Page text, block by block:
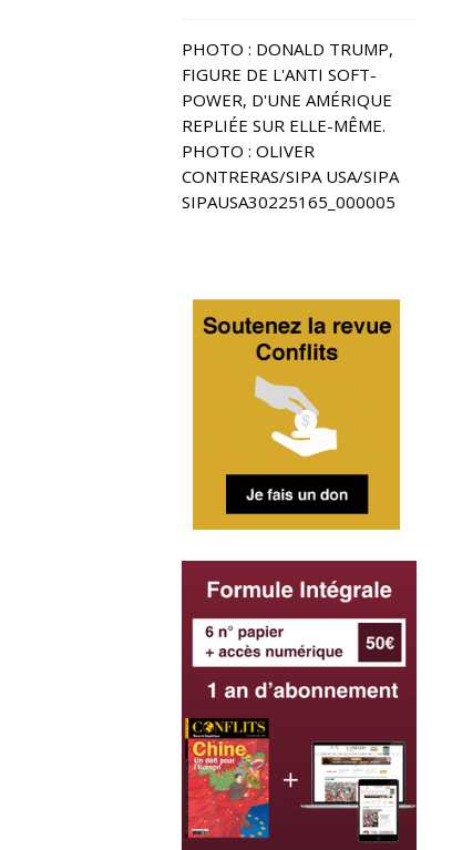
PHOTO : DONALD TRUMP,
FIGURE DE L'ANTI SOFT-
POWER, D'UNE AMÉRIQUE
REPLIÉE SUR ELLE-MÊME.
PHOTO : OLIVER
CONTRERAS/SIPA USA/SIPA
SIPAUSA30225165_000005